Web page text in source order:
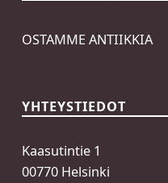
OSTAMME ANTIIKKIA
YHTEYSTIEDOT
Kaasutintie 1
00770 Helsinki